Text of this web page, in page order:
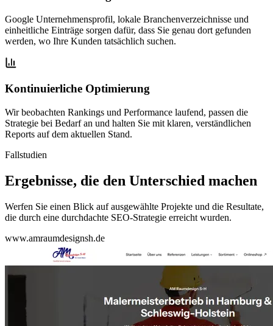
Google Unternehmensprofil, lokale Branchenverzeichnisse und
einheitliche Einträge sorgen dafür, dass Sie genau dort gefunden
werden, wo Ihre Kunden tatsächlich suchen.
Kontinuierliche Optimierung
Wir beobachten Rankings und Performance laufend, passen die
Strategie bei Bedarf an und halten Sie mit klaren, verständlichen
Reports auf dem aktuellen Stand.
Fallstudien
Ergebnisse, die den Unterschied machen
Werfen Sie einen Blick auf ausgewählte Projekte und die Resultate,
die durch eine durchdachte SEO-Strategie erreicht wurden.
www.amraumdesignsh.de